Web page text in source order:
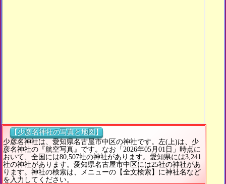
【少彦名神社の写真と地図】
少彦名神社は、愛知県名古屋市中区の神社です。左(上)は、少
彦名神社の『航空写真』です。なお「2026年05月01日」時点に
おいて、全国には80,507社の神社があります。愛知県には3,241
社の神社があります。愛知県名古屋市中区には25社の神社があ
ります。神社の検索は、メニューの【全文検索】に神社名など
を入力してください。